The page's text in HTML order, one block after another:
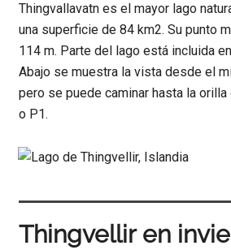
Thingvallavatn es el mayor lago
una superficie de 84 km2. Su punto
114 m. Parte del lago está incluida
Abajo se muestra la vista desde el
pero se puede caminar hasta la
o P1.
Thingvellir en